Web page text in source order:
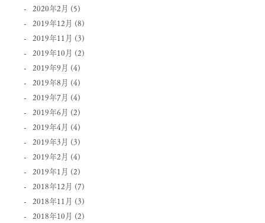
2020年2月 (5)
2019年12月 (8)
2019年11月 (3)
2019年10月 (2)
2019年9月 (4)
2019年8月 (4)
2019年7月 (4)
2019年6月 (2)
2019年4月 (4)
2019年3月 (3)
2019年2月 (4)
2019年1月 (2)
2018年12月 (7)
2018年11月 (3)
2018年10月 (2)